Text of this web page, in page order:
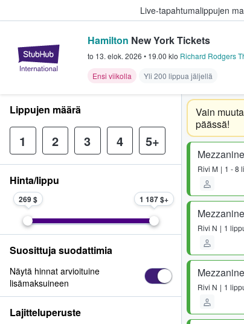
Live-tapahtumalippujen
StubHub - missä fanit
Hamilton New York Tickets
to 13. elok. 2026 • 19.00 klo Richard Rodgers
Ensi viikolla
Yli 200 lippua jäljellä
Vain
päässä!
Rivi M 1 - 8
Rivi N 1
Rivi N 1
Lippujen määrä
1 2 3 4 5+
Hinta/lippu
269 $ 1 187 $
Suosittuja suodattimia
Näytä hinnat arvioituine
lisämaksuineen
Lajitteluperuste